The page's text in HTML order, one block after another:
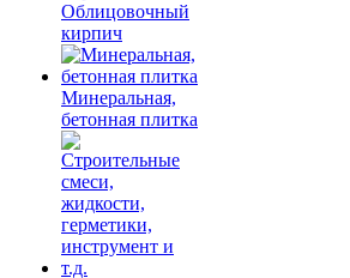
Облицовочный
кирпич
Минеральная,
бетонная плитка